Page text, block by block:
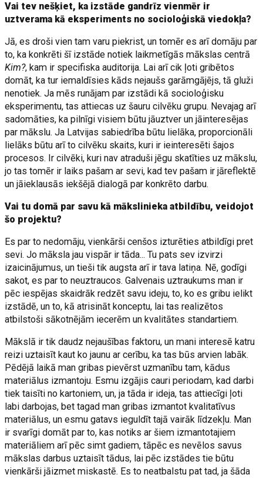
Vai tev nešķiet, ka izstāde gandrīz vienmēr ir
uztverama kā eksperiments no socioloģiskā viedokļa?
Jā, es droši vien tam varu piekrist, un tomēr es arī domāju par
to, ka konkrēti šī izstāde notiek laikmetīgās mākslas centrā
Kim?, kam ir specifiska auditorija. Lai arī cik ļoti gribētos
domāt, ka tur iemaldīsies kāds nejaušs garāmgājējs, tā gluži
nenotiek. Ja mēs runājam par izstādi kā socioloģisku
eksperimentu, tas attiecas uz šauru cilvēku grupu. Nevajag arī
sadomāties, ka pilnīgi visiem būtu jāuztver un jāinteresējas
par mākslu. Ja Latvijas sabiedrība būtu lielāka, proporcionāli
lielāks būtu arī to cilvēku skaits, kuri ir ieinteresēti šajos
procesos. Ir cilvēki, kuri nav atraduši jēgu skatīties uz mākslu,
jo tas tomēr ir laiks pašam ar sevi, kad tev pašam ir jāreflektē
un jāieklausās iekšējā dialogā par konkrēto darbu.
Vai tu domā par savu kā mākslinieka atbildību, veidojot
šo projektu?
Es par to nedomāju, vienkārši cenšos izturēties atbildīgi pret
sevi. Jo māksla jau vispār ir tāda... Tu pats sev izvirzi
izaicinājumus, un tieši tik augsta arī ir tava latiņa. Nē, godīgi
sakot, es par to neuztraucos. Galvenais uztraukums man ir
pēc iespējas skaidrāk redzēt savu ideju, to, ko es gribu ielikt
izstādē, un to, kā atrisināt konceptu, lai tas realizētos
atbilstoši sākotnējām iecerēm un kvalitātes standartiem.
Mākslā ir tik daudz nejaušības faktoru, un mani interesē katru
reizi uztaisīt kaut ko jaunu ar cerību, ka tas būs arvien labāk.
Pēdējā laikā man gribas pievērst uzmanību tam, kādus
materiālus izmantoju. Esmu izgājis cauri periodam, kad darbi
tiek taisīti no kartoniem, un, ja tāda ir ideja, tas attiecīgi ļoti
labi darbojas, bet tagad man gribas izmantot kvalitatīvus
materiālus, un esmu gatavs ieguldīt tajā vairāk līdzekļu. Man
ir svarīgi domāt par to, kas notiks ar šiem izmantotajiem
materiāliem arī pēc simt gadiem, tāpēc es nevēlos savus
mākslas darbus uztaisīt tādus, lai pēc izstādes tie būtu
vienkārši jāizmet miskastē. Es to neatbalstu pat tad, ja šāda